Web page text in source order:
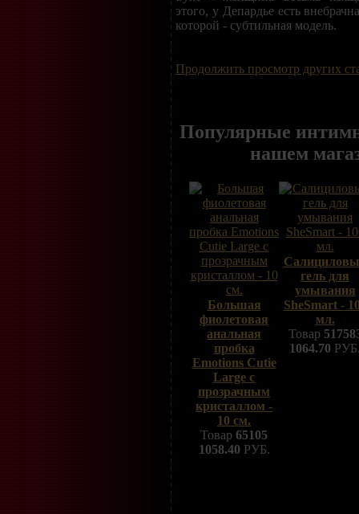
этого, у Депардье есть
которой - субтильная модель.
Продолжить просмотр других
Популярные
нашем
Большая
фиолетовая
анальная
пробка
Emotions Cutie
Large с
прозрачным
кристаллом -
10 см.
Товар 65105
1058.40РУБ.
гель для
умывания
SheSmart -
мл.
Товар
1064.70